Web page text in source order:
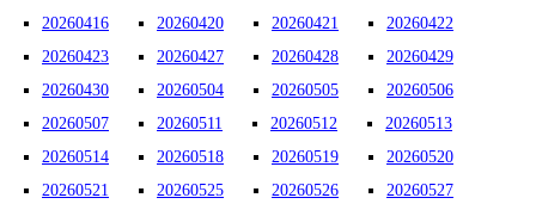
20260416
20260420 20260421
20260422
20260423
20260427 20260428
20260429
20260430
20260504 20260505
20260506
20260507
20260511 20260512
20260513
20260514
20260518 20260519
20260520
20260521
20260525 20260526
20260527